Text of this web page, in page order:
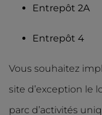
Entrepôt 2A
Entrepôt 4
Vous souhaitez
site d’exception le
parc d’activités